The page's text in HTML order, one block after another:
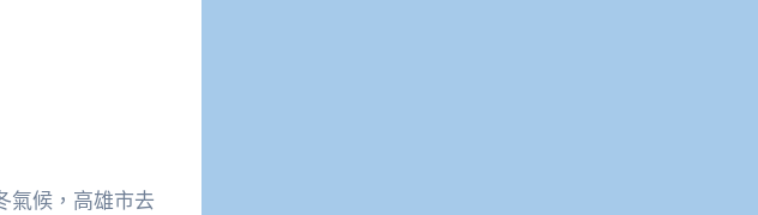
氣候，高雄市去